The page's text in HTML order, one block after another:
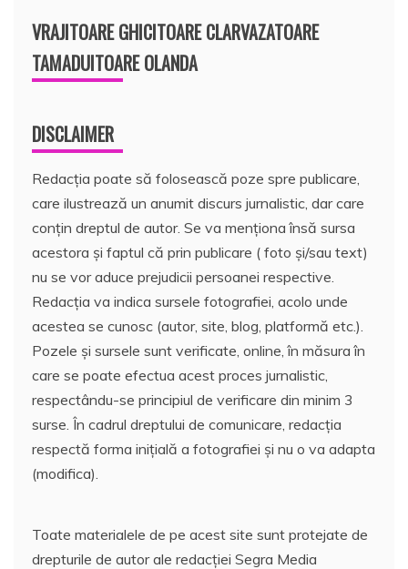
VRAJITOARE GHICITOARE CLARVAZATOARE
TAMADUITOARE OLANDA
DISCLAIMER
Redacția poate să folosească poze spre publicare,
care ilustrează un anumit discurs jurnalistic, dar care
conțin dreptul de autor. Se va menționa însă sursa
acestora și faptul că prin publicare ( foto și/sau text)
nu se vor aduce prejudicii persoanei respective.
Redacția va indica sursele fotografiei, acolo unde
acestea se cunosc (autor, site, blog, platformă etc.).
Pozele și sursele sunt verificate, online, în măsura în
care se poate efectua acest proces jurnalistic,
respectându-se principiul de verificare din minim 3
surse. În cadrul dreptului de comunicare, redacția
respectă forma inițială a fotografiei și nu o va adapta
(modifica).
Toate materialele de pe acest site sunt protejate de
drepturile de autor ale redacției Segra Media